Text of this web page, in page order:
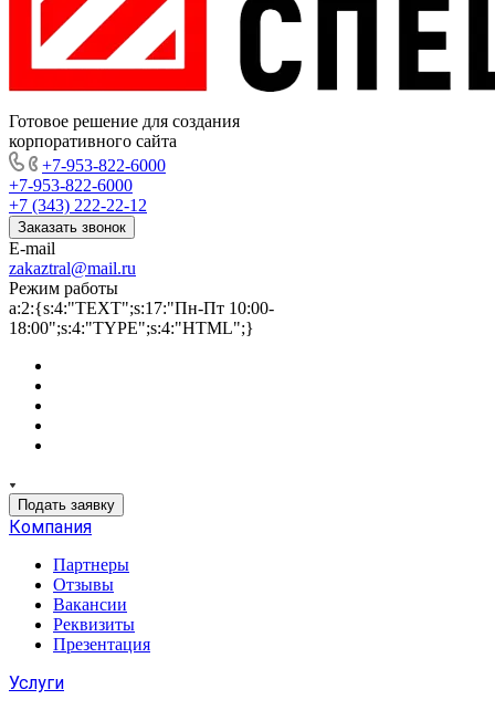
Готовое решение для создания
корпоративного сайта
+7-953-822-6000
+7-953-822-6000
+7 (343) 222-22-12
Заказать звонок
E-mail
zakaztral@mail.ru
Режим работы
a:2:{s:4:"TEXT";s:17:"Пн-Пт 10:00-
18:00";s:4:"TYPE";s:4:"HTML";}
Подать заявку
Компания
Партнеры
Отзывы
Вакансии
Реквизиты
Презентация
Услуги